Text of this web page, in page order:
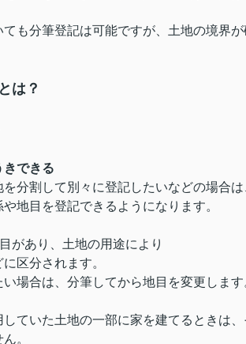
も分筆登記は可能ですが、土地の境界
は？
きできる
分割して別々に登記したいなどの場合は
地目を登記できるようになります。
があり、土地の用途により
区分されます。
場合は、分筆してから地目を変更します
ていた土地の一部に家を建てるときは
。